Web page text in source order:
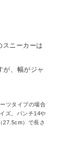
ニーカーは
が、幅がジャ
ツタイプの場合
ズ。パンチ14や
27.5cm）で長さ